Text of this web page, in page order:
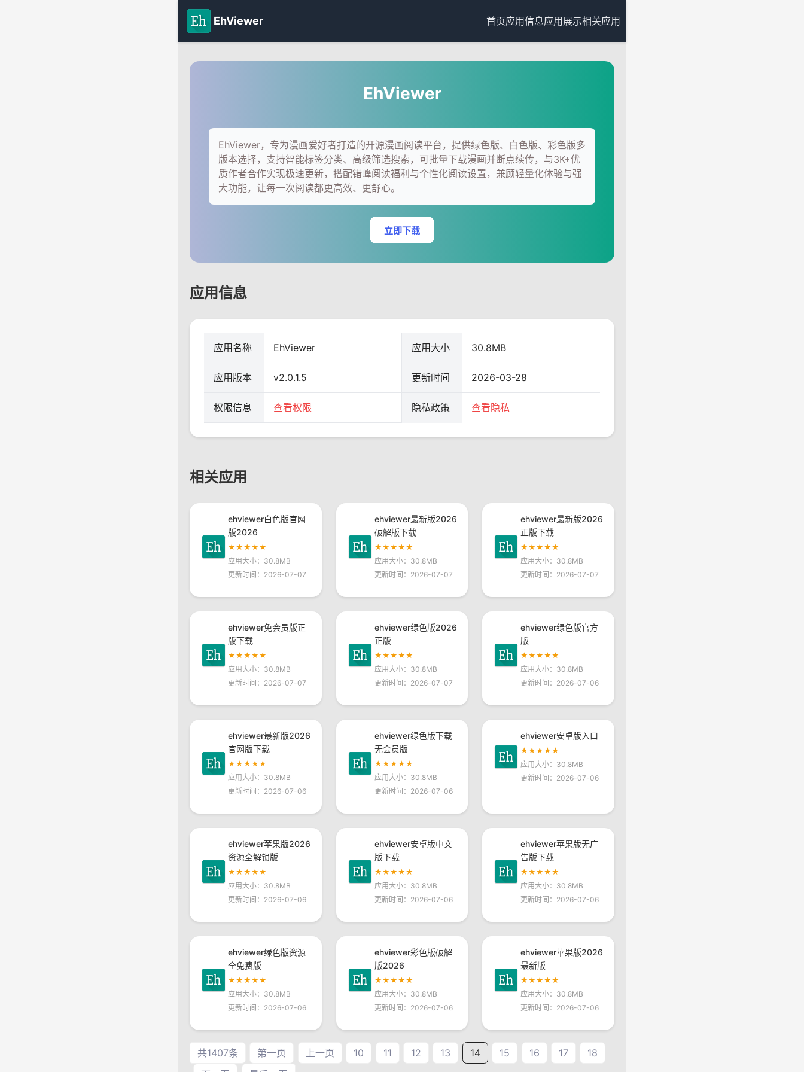
EhViewer 首页应用信息应用展示相关应用
EhViewer
EhViewer，专为漫画爱好者打造的开源漫画阅读平台，提供绿色版、白色版、彩色版多
版本选择，支持智能标签分类、高级筛选搜索，可批量下载漫画并断点续传，与3K+优
质作者合作实现极速更新，搭配错峰阅读福利与个性化阅读设置，兼顾轻量化体验与强
大功能，让每一次阅读都更高效、更舒心。
立即下载
应用信息
应用名称 EhViewer 应用大小 30.8MB
应用版本 v2.0.1.5 更新时间 2026-03-28
权限信息 查看权限 隐私政策 查看隐私
相关应用
ehviewer白色版官网
版2026
★★★★★
应用大小：30.8MB
更新时间：2026-07-07
ehviewer最新版2026
破解版下载
★★★★★
应用大小：30.8MB
更新时间：2026-07-07
ehviewer最新版2026
正版下载
★★★★★
应用大小：30.8MB
更新时间：2026-07-07
ehviewer免会员版正
版下载
★★★★★
应用大小：30.8MB
更新时间：2026-07-07
ehviewer绿色版2026
正版
★★★★★
应用大小：30.8MB
更新时间：2026-07-07
ehviewer绿色版官方
版
★★★★★
应用大小：30.8MB
更新时间：2026-07-06
ehviewer最新版2026
官网版下载
★★★★★
应用大小：30.8MB
更新时间：2026-07-06
ehviewer绿色版下载
无会员版
★★★★★
应用大小：30.8MB
更新时间：2026-07-06
ehviewer安卓版入口
★★★★★
应用大小：30.8MB
更新时间：2026-07-06
ehviewer苹果版2026
资源全解锁版
★★★★★
应用大小：30.8MB
更新时间：2026-07-06
ehviewer安卓版中文
版下载
★★★★★
应用大小：30.8MB
更新时间：2026-07-06
ehviewer苹果版无广
告版下载
★★★★★
应用大小：30.8MB
更新时间：2026-07-06
ehviewer绿色版资源
全免费版
★★★★★
应用大小：30.8MB
更新时间：2026-07-06
ehviewer彩色版破解
版2026
★★★★★
应用大小：30.8MB
更新时间：2026-07-06
ehviewer苹果版2026
最新版
★★★★★
应用大小：30.8MB
更新时间：2026-07-06
共1407条 第一页 上一页 10 11 12 13 14 15 16 17
18